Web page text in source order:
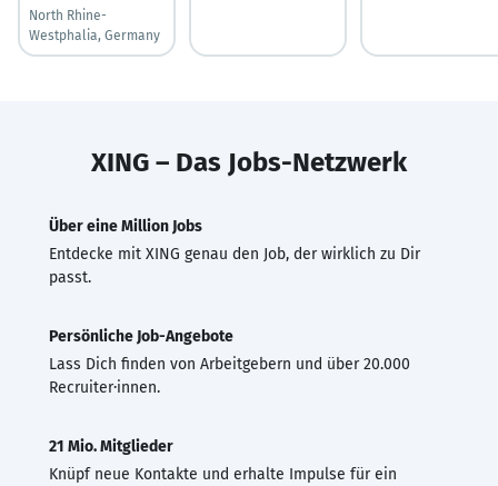
North Rhine-
Westphalia, Germany
XING – Das Jobs-Netzwerk
Über eine Million Jobs
Entdecke mit XING genau den Job, der wirklich zu Dir
passt.
Persönliche Job-Angebote
Lass Dich finden von Arbeitgebern und über 20.000
Recruiter·innen.
21 Mio. Mitglieder
Knüpf neue Kontakte und erhalte Impulse für ein